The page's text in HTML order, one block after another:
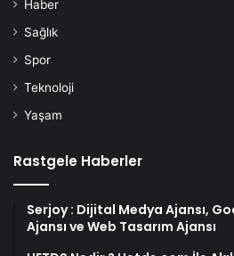
Haber
Sağlık
Spor
Teknoloji
Yaşam
Rastgele Haberler
Serjoy : Dijital Medya Ajansı,
Ajansı ve Web Tasarım Ajansı